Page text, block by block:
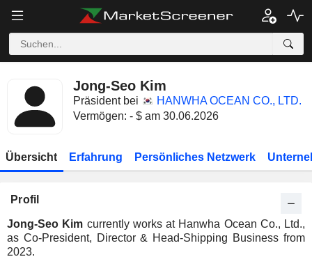
Jong-Seo Kim
Präsident bei
HANWHA OCEAN CO., LTD.
Vermögen: - $ am 30.06.2026
Übersicht Erfahrung Persönliches Netzwerk
Profil
Jong-Seo Kim currently works at Hanwha Ocean Co., Ltd.,
as Co-President, Director & Head-Shipping Business from
2023.